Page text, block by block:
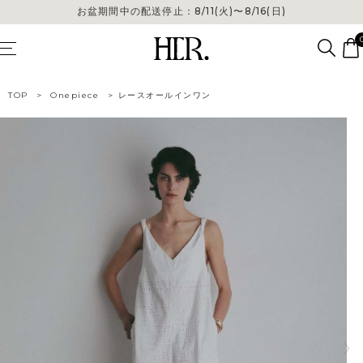
お盆期間中の配送停止：8/11(火)〜8/16(日)
TOP > Onepiece > レースオールインワン